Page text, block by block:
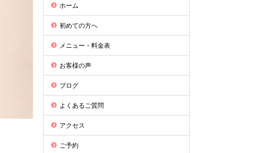
ホーム
初めての方へ
メニュー・料金表
お客様の声
ブログ
よくあるご質問
アクセス
ご予約